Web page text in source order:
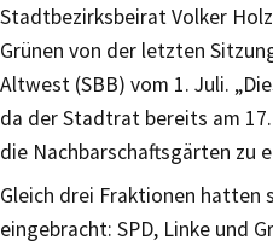
Stadtbezirksbeirat Volker
Grünen von der letzten
Altwest (SBB) vom 1. Juli.
da der Stadtrat bereits am
die Nachbarschaftsgärten zu
Gleich drei Fraktionen hatten
eingebracht: SPD, Linke und